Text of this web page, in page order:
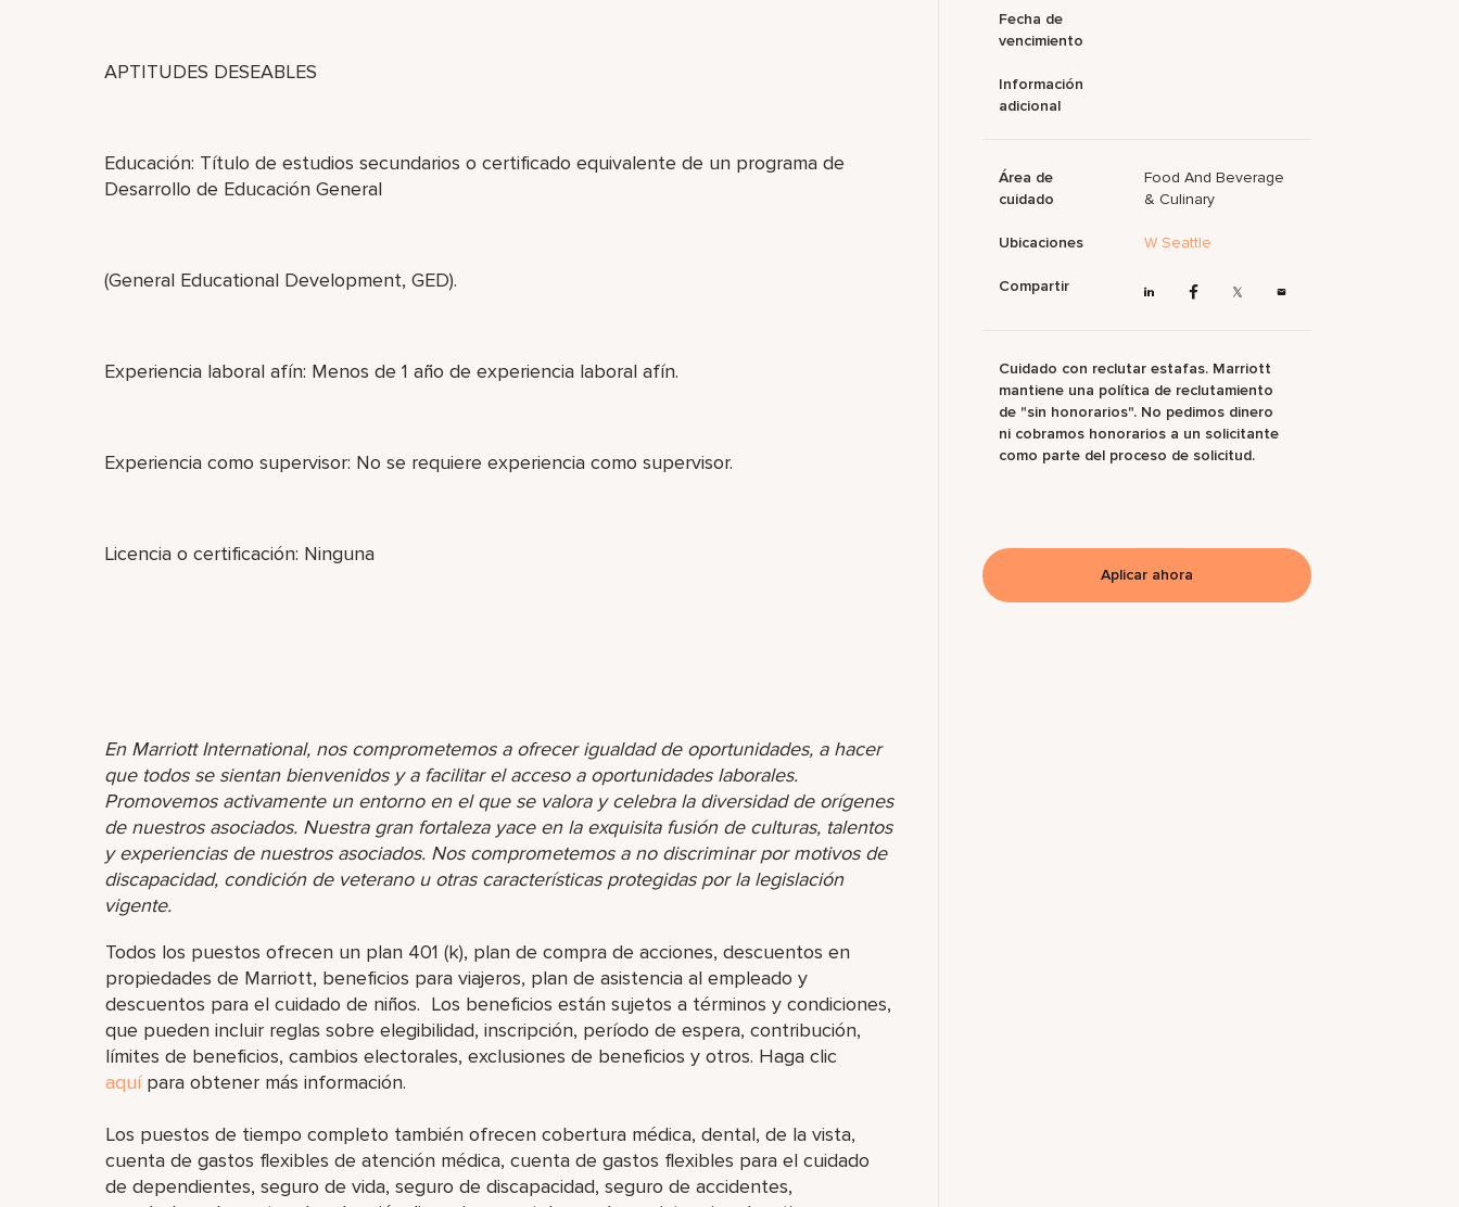
APTITUDES DESEABLES
Educación: Título de estudios secundarios o certificado equivalente de un programa de
Desarrollo de Educación General
(General Educational Development, GED).
Experiencia laboral afín: Menos de 1 año de experiencia laboral afín.
Experiencia como supervisor: No se requiere experiencia como supervisor.
Licencia o certificación: Ninguna
En Marriott International, nos comprometemos a ofrecer igualdad de oportunidades, a hacer
que todos se sientan bienvenidos y a facilitar el acceso a oportunidades laborales.
Promovemos activamente un entorno en el que se valora y celebra la diversidad de orígenes
de nuestros asociados. Nuestra gran fortaleza yace en la exquisita fusión de culturas, talentos
y experiencias de nuestros asociados. Nos comprometemos a no discriminar por motivos de
discapacidad, condición de veterano u otras características protegidas por la legislación
vigente.
Todos los puestos ofrecen un plan 401 (k), plan de compra de acciones, descuentos en
propiedades de Marriott, beneficios para viajeros, plan de asistencia al empleado y
descuentos para el cuidado de niños. Los beneficios están sujetos a términos y condiciones,
que pueden incluir reglas sobre elegibilidad, inscripción, período de espera, contribución,
límites de beneficios, cambios electorales, exclusiones de beneficios y otros. Haga clic
aquípara obtener más información.
Los puestos de tiempo completo también ofrecen cobertura médica, dental, de la vista,
cuenta de gastos flexibles de atención médica, cuenta de gastos flexibles para el cuidado
de dependientes, seguro de vida, seguro de discapacidad, seguro de accidentes,
Fecha de
vencimiento
Información
adicional
Área de
cuidado
Food And Beverage
& Culinary
Ubicaciones W Seattle
Compartir
Cuidado con reclutar estafas. Marriott
mantiene una política de reclutamiento
de "sin honorarios". No pedimos dinero
ni cobramos honorarios a un solicitante
como parte del proceso de solicitud.
Aplicar ahora